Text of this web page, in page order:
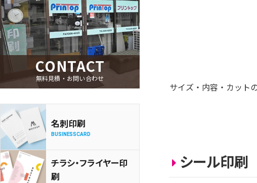
サイズ・内容・カット
シール印刷
CONTACT
無料見積・お問い合わせ
名刺印刷
BUSINESSCARD
チラシ・フライヤー印
刷